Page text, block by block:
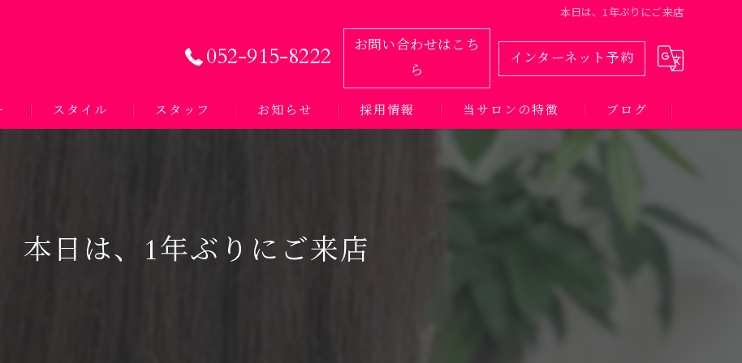
本日は、1年ぶりにご来店
052-915-8222
お問い合わせはこち
ら
インターネット予約
スタイル スタッフ お知らせ 採用情報 当サロンの特徴
カット
ブログ
本日は、1年ぶりにご来店